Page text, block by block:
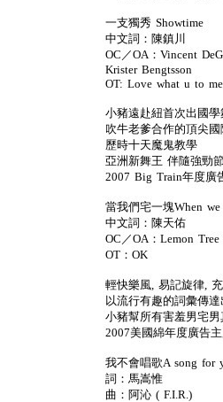
一支獨秀 Showtime
中文詞：陳鎮川
OC／OA：Vincent
Krister Bengtsson
OT: Love what u to me
小豬遠赴紐首次出國
吹牛老爹合作的頂尖
歷時十天魔鬼教學
亞洲新舞王 伴隨強勁
2007 Big Train年度廣
當我們宅一塊When we
中文詞：陳天佑
OC／OA：Lemon
OT：OK
輕快樂風, 易記旋律,
以流行有趣的詞彙傳
小豬幫所有害羞男宅
2007美國綿年度廣告
我不會唱歌A song for
詞：馬嵩惟
曲：阿沁 ( F.I.R.)